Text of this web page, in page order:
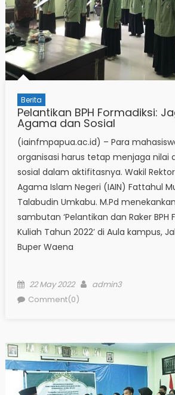
Berita
Pelantikan BPH Formadiksi:
Agama dan Sosial
(iainfmpapua.ac.id) – Para
organisasi harus tetap menjaga nilai
sosial dalam aktifitasnya. Wakil
Agama Islam Negeri (IAIN) Fattahul
Talabudin Umkabu. M.Pd
sambutan ‘Pelantikan dan Raker BPH
Kuliah Tahun 2022’ di Aula kampus,
Buper Waena
Posted
on
22 May 2022 Author
admin3
Comment(0)